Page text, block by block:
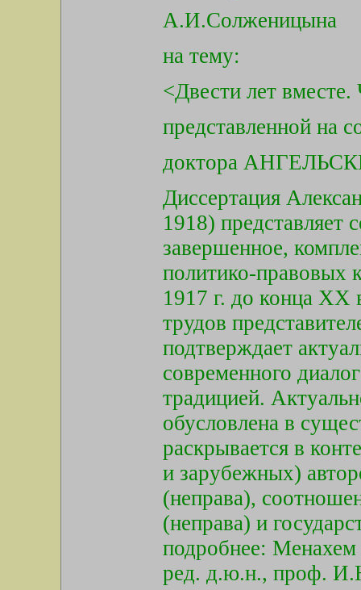
А.И.Солженицына
на тему:
<Двести лет
представленной на
доктора
Диссертация
1918) представляет
завершенное,
политико-правовых
1917 г. до конца XX
трудов
подтверждает
современного
традицией.
обусловлена в
раскрывается в
и зарубежных)
(неправа),
(неправа) и
подробнее:
ред. д.ю.н., проф.